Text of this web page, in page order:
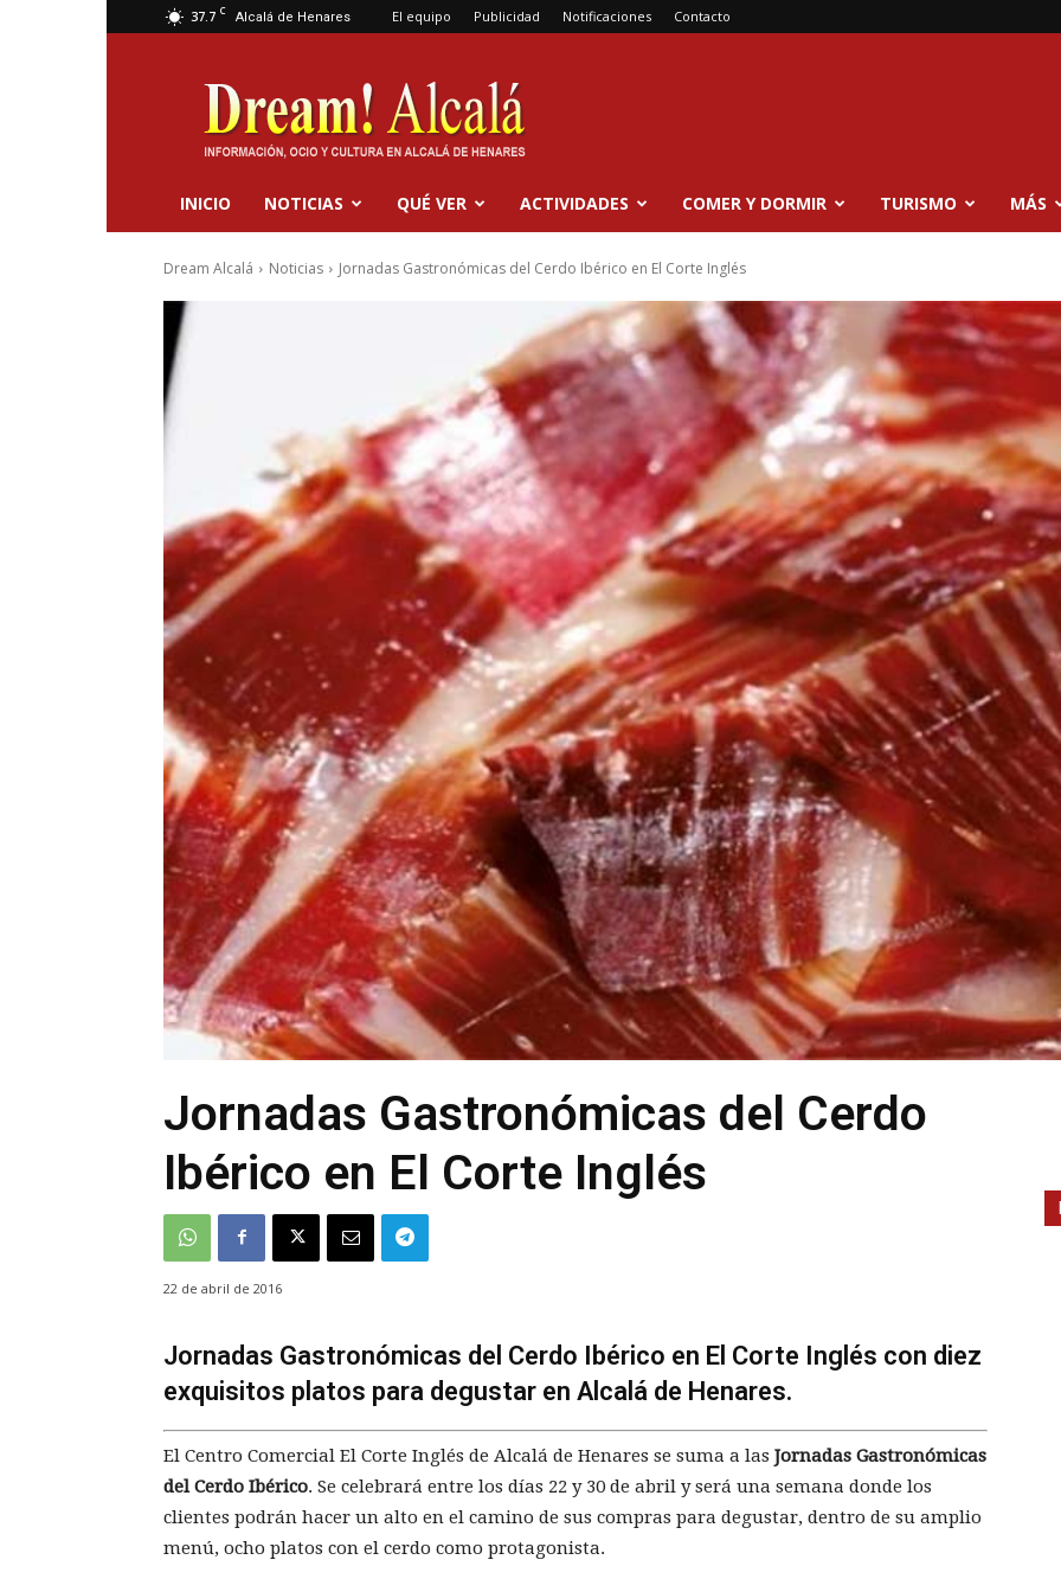
37.7 C Alcalá de Henares El equipo Publicidad Notificaciones Contacto
Dream
Alcalá
INICIO NOTICIAS QUÉ VER ACTIVIDADES COMER Y DORMIR TURISMO MÁS
Dream Alcalá Noticias Jornadas Gastronómicas del Cerdo Ibérico en El Corte Inglés
Jornadas Gastronómicas del Cerdo
Ibérico en El Corte Inglés
22 de abril de 2016
Jornadas Gastronómicas del Cerdo Ibérico en El Corte Inglés con diez
exquisitos platos para degustar en Alcalá de Henares.
El Centro Comercial El Corte Inglés de Alcalá de Henares se suma a las Jornadas Gastronómicas
del Cerdo Ibérico. Se celebrará entre los días 22 y 30 de abril y será una semana donde los
clientes podrán hacer un alto en el camino de sus compras para degustar, dentro de su amplio
menú, ocho platos con el cerdo como protagonista.